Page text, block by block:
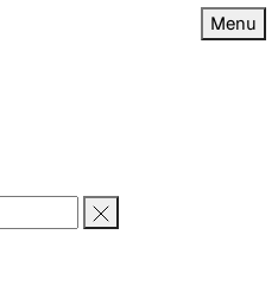
Menu